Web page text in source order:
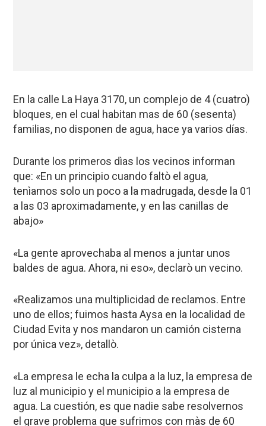
En la calle La Haya 3170, un complejo de 4 (cuatro)
bloques, en el cual habitan mas de 60 (sesenta)
familias, no disponen de agua, hace ya varios días.
Durante los primeros dìas los vecinos informan
que: «En un principio cuando faltò el agua,
tenìamos solo un poco a la madrugada, desde la 01
a las 03 aproximadamente, y en las canillas de
abajo»
«La gente aprovechaba al menos a juntar unos
baldes de agua. Ahora, ni eso», declarò un vecino.
«Realizamos una multiplicidad de reclamos. Entre
uno de ellos; fuimos hasta Aysa en la localidad de
Ciudad Evita y nos mandaron un camión cisterna
por única vez», detallò.
«La empresa le echa la culpa a la luz, la empresa de
luz al municipio y el municipio a la empresa de
agua. La cuestión, es que nadie sabe resolvernos
el grave problema que sufrimos con màs de 60